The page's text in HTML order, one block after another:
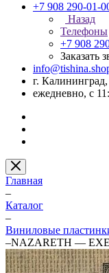
+7 908 290-01-
Назад
Телефоны
+7 908
Заказать
г.
ежедневно, с
Главная
–
Каталог
–
Виниловые
–NAZARETH —